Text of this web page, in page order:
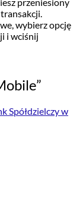
wybierz opcję
i wciśnij
Spółdzielczy w